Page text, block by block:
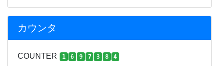
カウンタ
COUNTER 1 6 9 7 3 8 4